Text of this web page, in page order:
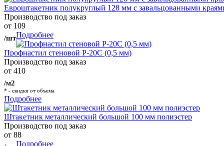
Евроштакетник полукруглый 128 мм с завальцованными
Производство под заказ
от 109
/штПодробнее
Профнастил стеновой Р-20С (0,5 мм)
Производство под заказ
от 410
/м2
* - скидки от объема
Подробнее
Штакетник металлический большой 100 мм полиэстер
Производство под заказ
от 88
Подробнее